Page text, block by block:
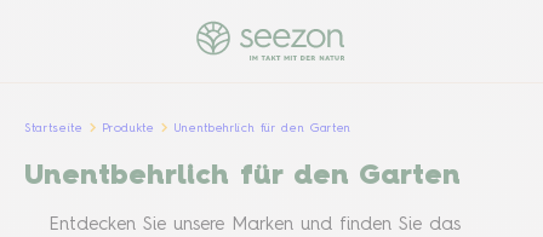
Startseite Produkte Unentbehrlich für den Garten
Unentbehrlich für den Garten
Entdecken Sie unsere Marken und finden Sie das